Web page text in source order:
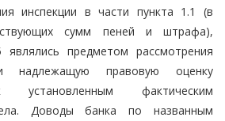
инспекции в части пункта 1.1 (в
сумм пеней и штрафа),
предметом рассмотрения
надлежащую правовую оценку
установленным фактическим
Доводы банка по названным